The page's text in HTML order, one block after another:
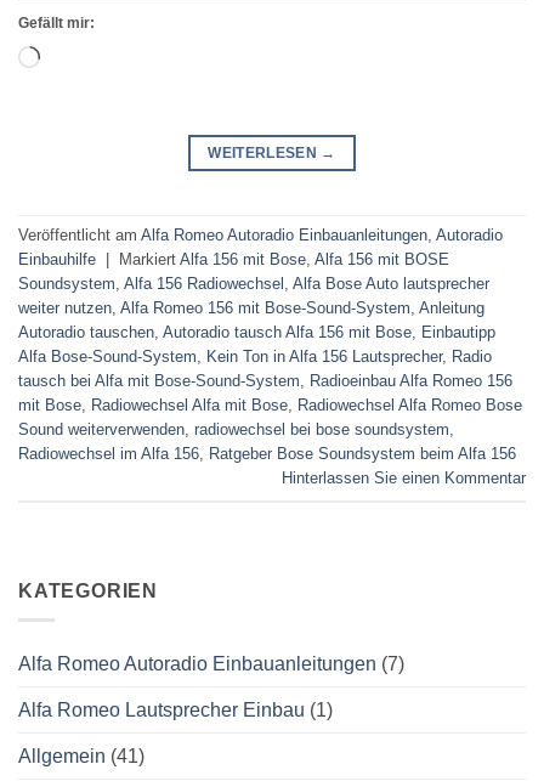
Gefällt mir:
Wird
WEITERLESEN →
Veröffentlicht am Alfa Romeo Autoradio Einbauanleitungen Autoradio
Einbauhilfe
Markiert Alfa 156 mit Bose Alfa 156 mit BOSE
Soundsystem Alfa 156 Radiowechsel
Alfa Bose Auto lautsprecher
weiter nutzen Alfa Romeo 156 mit Bose-Sound-System Anleitung
Autoradio tauschen Autoradio tausch Alfa 156 mit Bose
Einbautipp
Alfa Bose-Sound-System
Kein Ton in Alfa 156 Lautsprecher, Radio
tausch bei Alfa mit Bose-Sound-System
Radioeinbau Alfa Romeo 156
mit Bose
Radiowechsel Alfa mit Bose
Radiowechsel Alfa Romeo Bose
Sound weiterverwenden radiowechsel bei bose soundsystem‎
Radiowechsel im Alfa 156
Ratgeber Bose Soundsystem beim Alfa 156
Hinterlassen Sie einen Kommentar
KATEGORIEN
Alfa Romeo Autoradio Einbauanleitungen (7)
Alfa Romeo Lautsprecher Einbau (1)
Allgemein (41)